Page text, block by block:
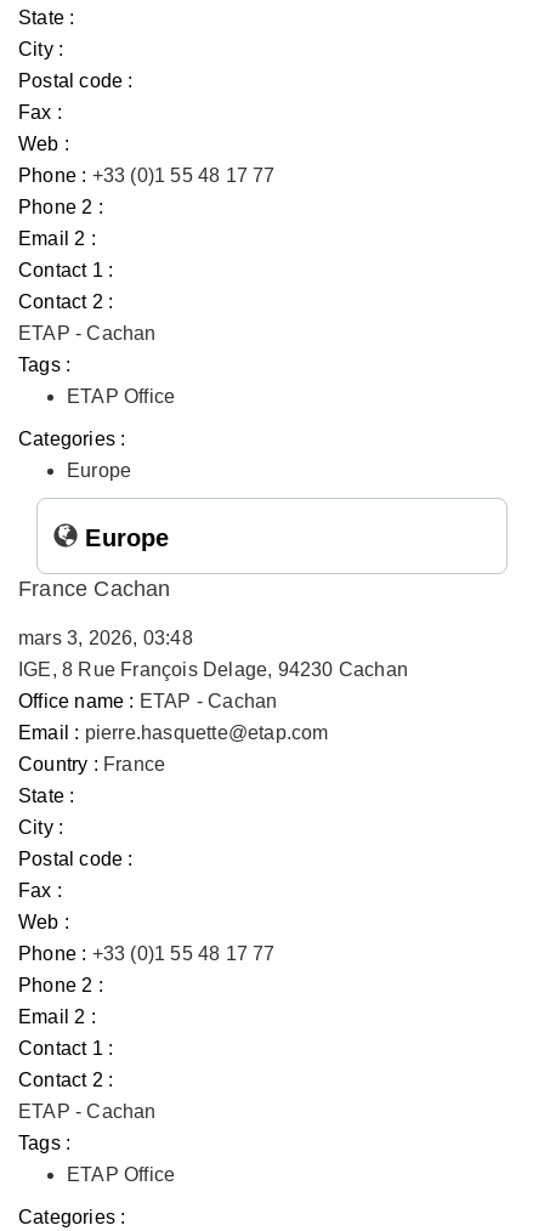
State :
City :
Postal code :
Fax :
Web :
Phone : +33 (0)1 55 48 17 77
Phone 2 :
Email 2 :
Contact 1 :
Contact 2 :
ETAP - Cachan
Tags :
ETAP Office
Categories :
Europe
Europe
France Cachan
mars 3, 2026, 03:48
IGE, 8 Rue François Delage, 94230 Cachan
Office name : ETAP - Cachan
Email : pierre.hasquette@etap.com
Country : France
State :
City :
Postal code :
Fax :
Web :
Phone : +33 (0)1 55 48 17 77
Phone 2 :
Email 2 :
Contact 1 :
Contact 2 :
ETAP - Cachan
Tags :
ETAP Office
Categories :